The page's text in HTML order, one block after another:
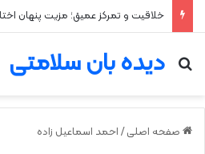
خلاقیت و تمرکز عمیق؛ مزیت پنهان
دیده بان سلامتی
جستجو برای
صفحه اصلی / احمد اسماعیل زاده